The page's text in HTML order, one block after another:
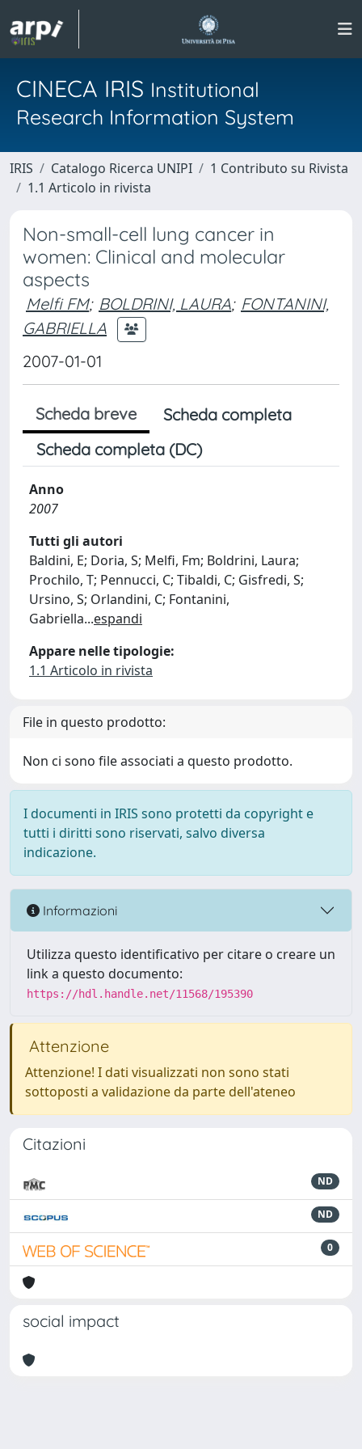
CINECA IRIS Institutional
Research Information System
IRIS Catalogo Ricerca UNIPI
1 Contributo su Rivista
1.1 Articolo in rivista
Non-small-cell lung cancer in
women: Clinical and molecular
aspects
Melfi FM; BOLDRINI, LAURA; FONTANINI,
GABRIELLA
2007-01-01
Scheda breve
Scheda completa
Scheda completa (DC)
Anno
2007
Tutti gli autori
Baldini, E; Doria, S; Melfi, Fm; Boldrini, Laura;
Prochilo, T; Pennucci, C; Tibaldi, C; Gisfredi, S;
Ursino, S; Orlandini, C; Fontanini,
Gabriella...espandi
Appare nelle tipologie:
1.1 Articolo in rivista
File in questo prodotto:
Non ci sono file associati a questo prodotto.
I documenti in IRIS sono protetti da copyright e
tutti i diritti sono riservati, salvo diversa
indicazione.
Informazioni
Utilizza questo identificativo per citare o creare un
link a questo documento:
https://hdl.handle.net/11568/195390
Attenzione
Attenzione! I dati visualizzati non sono stati
sottoposti a validazione da parte dell'ateneo
Citazioni
ND
ND
0
social impact